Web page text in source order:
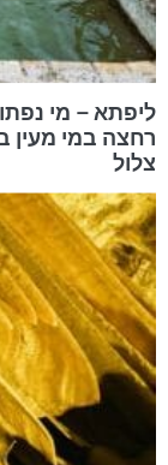
ליפתא – מי
רחצה במי מעין
צלול